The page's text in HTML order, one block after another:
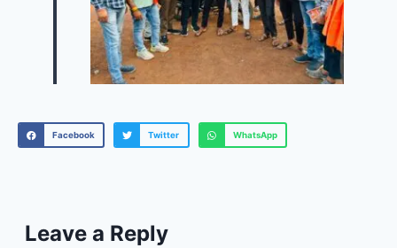
Facebook Twitter WhatsApp
Leave a Reply